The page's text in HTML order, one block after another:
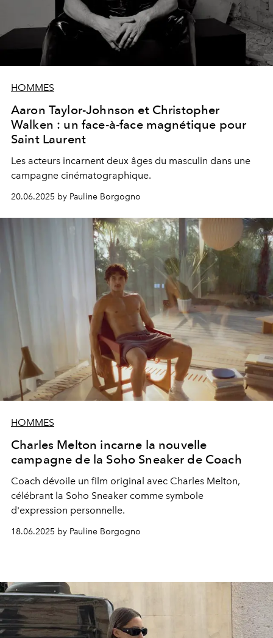
HOMMES
Aaron Taylor-Johnson et Christopher
Walken : un face-à-face magnétique pour
Saint Laurent
Les acteurs incarnent deux âges du masculin dans une
campagne cinématographique.
20.06.2025 by Pauline Borgogno
HOMMES
Charles Melton incarne la nouvelle
campagne de la Soho Sneaker de Coach
Coach dévoile un film original avec Charles Melton,
célébrant la Soho Sneaker comme symbole
d'expression personnelle.
18.06.2025 by Pauline Borgogno